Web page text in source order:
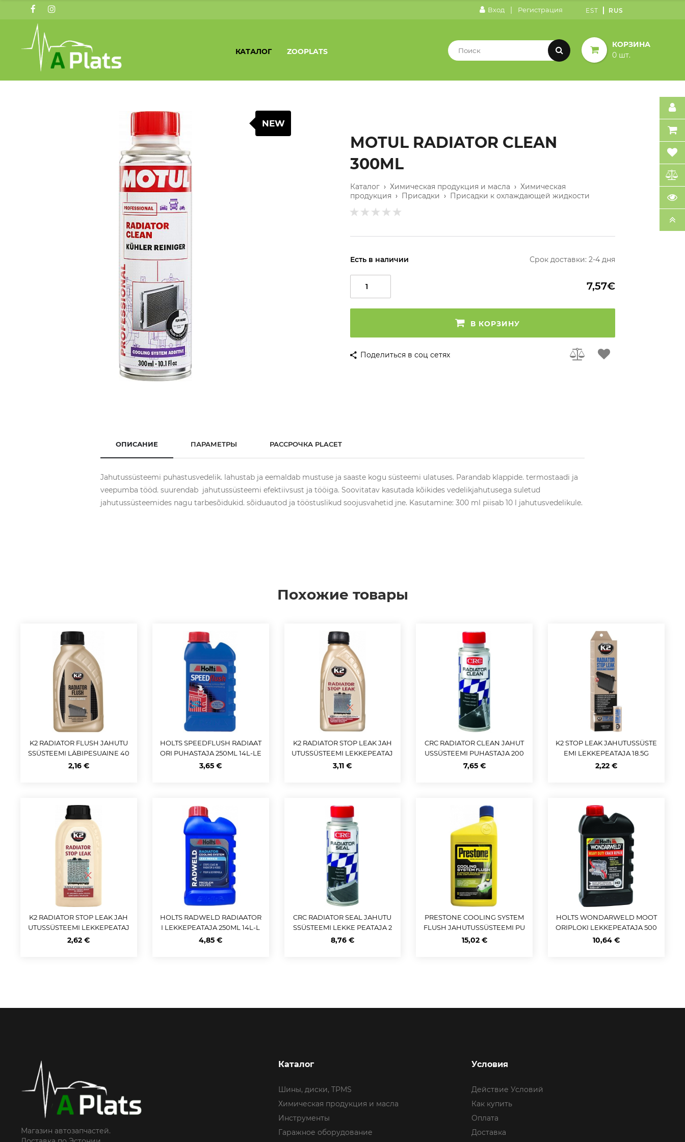
Вход | Регистрация EST RUS
КАТАЛОГ ZOOPLATS
КОРЗИНА
0 шт.
NEW
MOTUL RADIATOR CLEAN
300ML
Каталог › Химическая продукция и масла › Химическая
продукция › Присадки › Присадки к охлаждающей жидкости
Есть в наличии Срок доставки: 2-4 дня
7,57€
В КОРЗИНУ
Поделиться в соц сетях
ОПИСАНИЕ ПАРАМЕТРЫ РАССРОЧКА PLACET
Jahutussüsteemi puhastusvedelik. lahustab ja eemaldab mustuse ja saaste kogu süsteemi ulatuses. Parandab klappide. termostaadi ja
veepumba tööd. suurendab jahutussüsteemi efektiivsust ja tööiga. Soovitatav kasutada kõikides vedelikjahutusega suletud
jahutussüsteemides nagu tarbesõidukid. sõiduautod ja tööstuslikud soojusvahetid jne. Kasutamine: 300 ml piisab 10 l jahutusvedelikule.
Похожие товары
K2 RADIATOR FLUSH JAHUTU
SSÜSTEEMI LÄBIPESUAINE 40
0ML
2,16 €
HOLTS SPEEDFLUSH RADIAAT
ORI PUHASTAJA 250ML 14L-LE
3,65 €
K2 RADIATOR STOP LEAK JAH
UTUSSÜSTEEMI LEKKEPEATAJ
A 400ML
3,11 €
CRC RADIATOR CLEAN JAHUT
USSÜSTEEMI PUHASTAJA 200
ML - 12L
7,65 €
K2 STOP LEAK JAHUTUSSÜSTE
EMI LEKKEPEATAJA 18.5G
2,22 €
K2 RADIATOR STOP LEAK JAH
UTUSSÜSTEEMI LEKKEPEATAJ
A 250ML
2,62 €
HOLTS RADWELD RADIAATOR
I LEKKEPEATAJA 250ML 14L-L
E
4,85 €
CRC RADIATOR SEAL JAHUTU
SSÜSTEEMI LEKKE PEATAJA 2
00ML - 12L
8,76 €
PRESTONE COOLING SYSTEM
FLUSH JAHUTUSSÜSTEEMI PU
HASTAJA 1L
15,02 €
HOLTS WONDARWELD MOOT
ORIPLOKI LEKKEPEATAJA 500
ML
10,64 €
Магазин автозапчастей.
Каталог
Шины, диски, TPMS
Химическая продукция и масла
Инструменты
Гаражное оборудование
Условия
Действие Условий
Как купить
Оплата
Доставка